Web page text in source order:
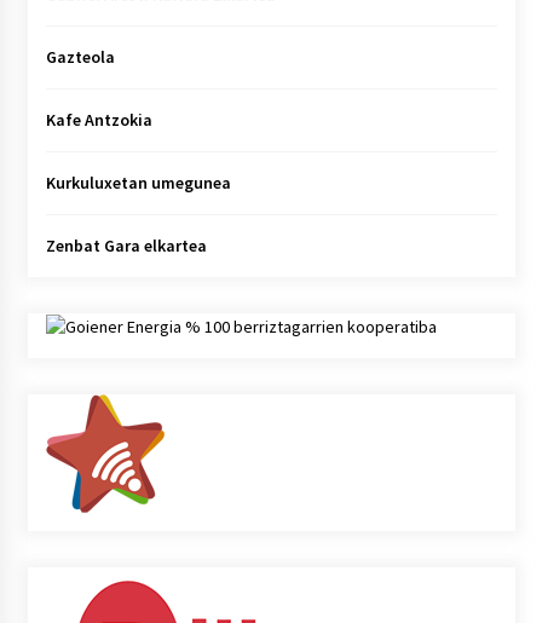
Gazteola
Kafe Antzokia
Kurkuluxetan umegunea
Zenbat Gara elkartea